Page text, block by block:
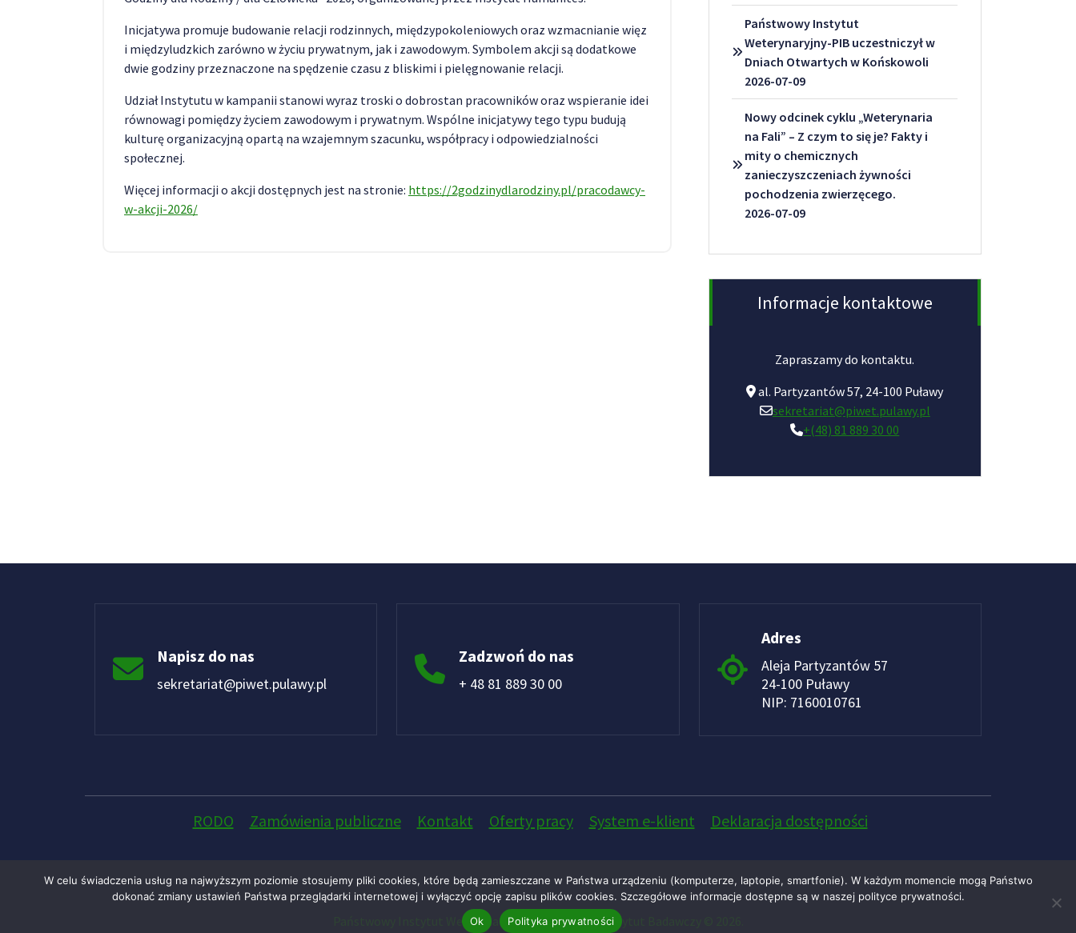
Inicjatywa promuje budowanie relacji rodzinnych, międzypokoleniowych oraz wzmacnianie więz
i międzyludzkich zarówno w życiu prywatnym, jak i zawodowym. Symbolem akcji są dodatkowe
dwie godziny przeznaczone na spędzenie czasu z bliskimi i pielęgnowanie relacji.
Udział Instytutu w kampanii stanowi wyraz troski o dobrostan pracowników oraz wspieranie idei
równowagi pomiędzy życiem zawodowym i prywatnym. Wspólne inicjatywy tego typu budują
kulturę organizacyjną opartą na wzajemnym szacunku, współpracy i odpowiedzialności
społecznej.
Więcej informacji o akcji dostępnych jest na stronie: https://2godzinydlarodziny.pl/pracodawcy-
w-akcji-2026/
Państwowy Instytut
Weterynaryjny-PIB uczestniczył w
Dniach Otwartych w Końskowoli
2026-07-09
Nowy odcinek cyklu „Weterynaria
na Fali” – Z czym to się je? Fakty i
mity o chemicznych
zanieczyszczeniach żywności
pochodzenia zwierzęcego.
2026-07-09
Informacje kontaktowe
Zapraszamy do kontaktu.
al. Partyzantów 57, 24-100 Puławy
sekretariat@piwet.pulawy.pl
+(48) 81 889 30 00
Napisz do nas
sekretariat@piwet.pulawy.pl
Zadzwoń do nas
+ 48 81 889 30 00
Adres
Aleja Partyzantów 57
24-100 Puławy
NIP: 7160010761
RODO Zamówienia publiczne Kontakt Oferty pracy System e-klient Deklaracja dostępności
Państwowy Instytut Weterynaryjny - Państwowy Instytut Badawczy © 2026.
W celu świadczenia usług na najwyższym poziomie stosujemy pliki cookies, które będą zamieszczane w Państwa urządzeniu (komputerze, laptopie, smartfonie). W każdym momencie mogą Państwo
dokonać zmiany ustawień Państwa przeglądarki internetowej i wyłączyć opcję zapisu plików cookies. Szczegółowe informacje dostępne są w naszej polityce prywatności.
Ok
Polityka prywatności